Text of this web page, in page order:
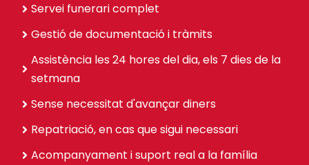
Servei funerari complet
Gestió de documentació i tràmits
Assistència les 24 hores del dia, els 7 dies de la
setmana
Sense necessitat d'avançar diners
Repatriació, en cas que sigui necessari
Acompanyament i suport real a la família